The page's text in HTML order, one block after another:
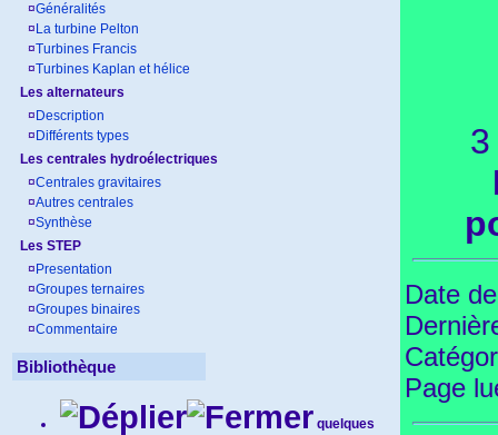
¤Généralités
¤ La turbine Pelton
¤Turbines Francis
¤Turbines Kaplan et hélice
Les alternateurs
¤ Description
¤ Différents types
Les centrales hydroélectriques
¤Centrales gravitaires
¤Autres centrales
¤Synthèse
Les STEP
¤ Presentation
¤Groupes ternaires
¤Groupes binaires
¤Commentaire
Bibliothèque
quelques
Date
Page